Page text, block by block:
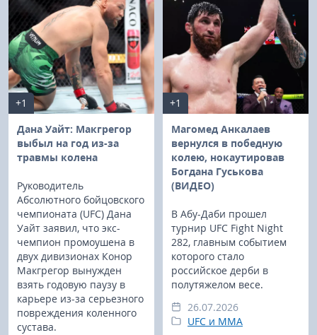
+1
Дана Уайт: Макгрегор
выбыл на год из-за
травмы колена
Руководитель
Абсолютного бойцовского
чемпионата (UFC) Дана
Уайт заявил, что экс-
чемпион промоушена в
двух дивизионах Конор
Макгрегор вынужден
взять годовую паузу в
карьере из-за серьезного
повреждения коленного
сустава.
+1
Магомед Анкалаев
вернулся в победную
колею, нокаутировав
Богдана Гуськова
(ВИДЕО)
В Абу-Даби прошел
турнир UFC Fight Night
282, главным событием
которого стало
российское дерби в
полутяжелом весе.
26.07.2026
UFC и MMA